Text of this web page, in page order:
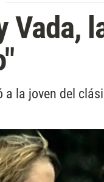
Vada,
la joven del